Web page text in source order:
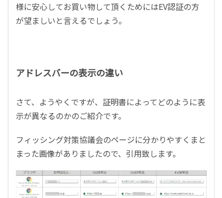
様に安心してお買い物して頂くためにはEV認証の方
が望ましいと言えるでしょう。
アドレスバーの表示の違い
さて、ようやくですが、証明書によってどのように表
示が異なるのかのご紹介です。
フィッシング対策協議会のページに分かりやすくまと
まった画像がありましたので、引用致します。